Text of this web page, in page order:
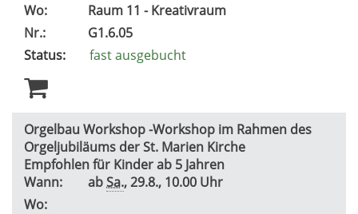
Wo:
Raum 11 - Kreativraum
Nr.:
G1.6.05
Status:
fast ausgebucht
Orgelbau Workshop -Workshop im Rahmen des
Orgeljubiläums der St. Marien Kirche
Empfohlen für Kinder ab 5 Jahren
Wann:
abSa., 29.8., 10.00 Uhr
Wo: